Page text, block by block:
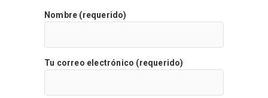
Nombre (requerido)
Tu correo electrónico (requerido)